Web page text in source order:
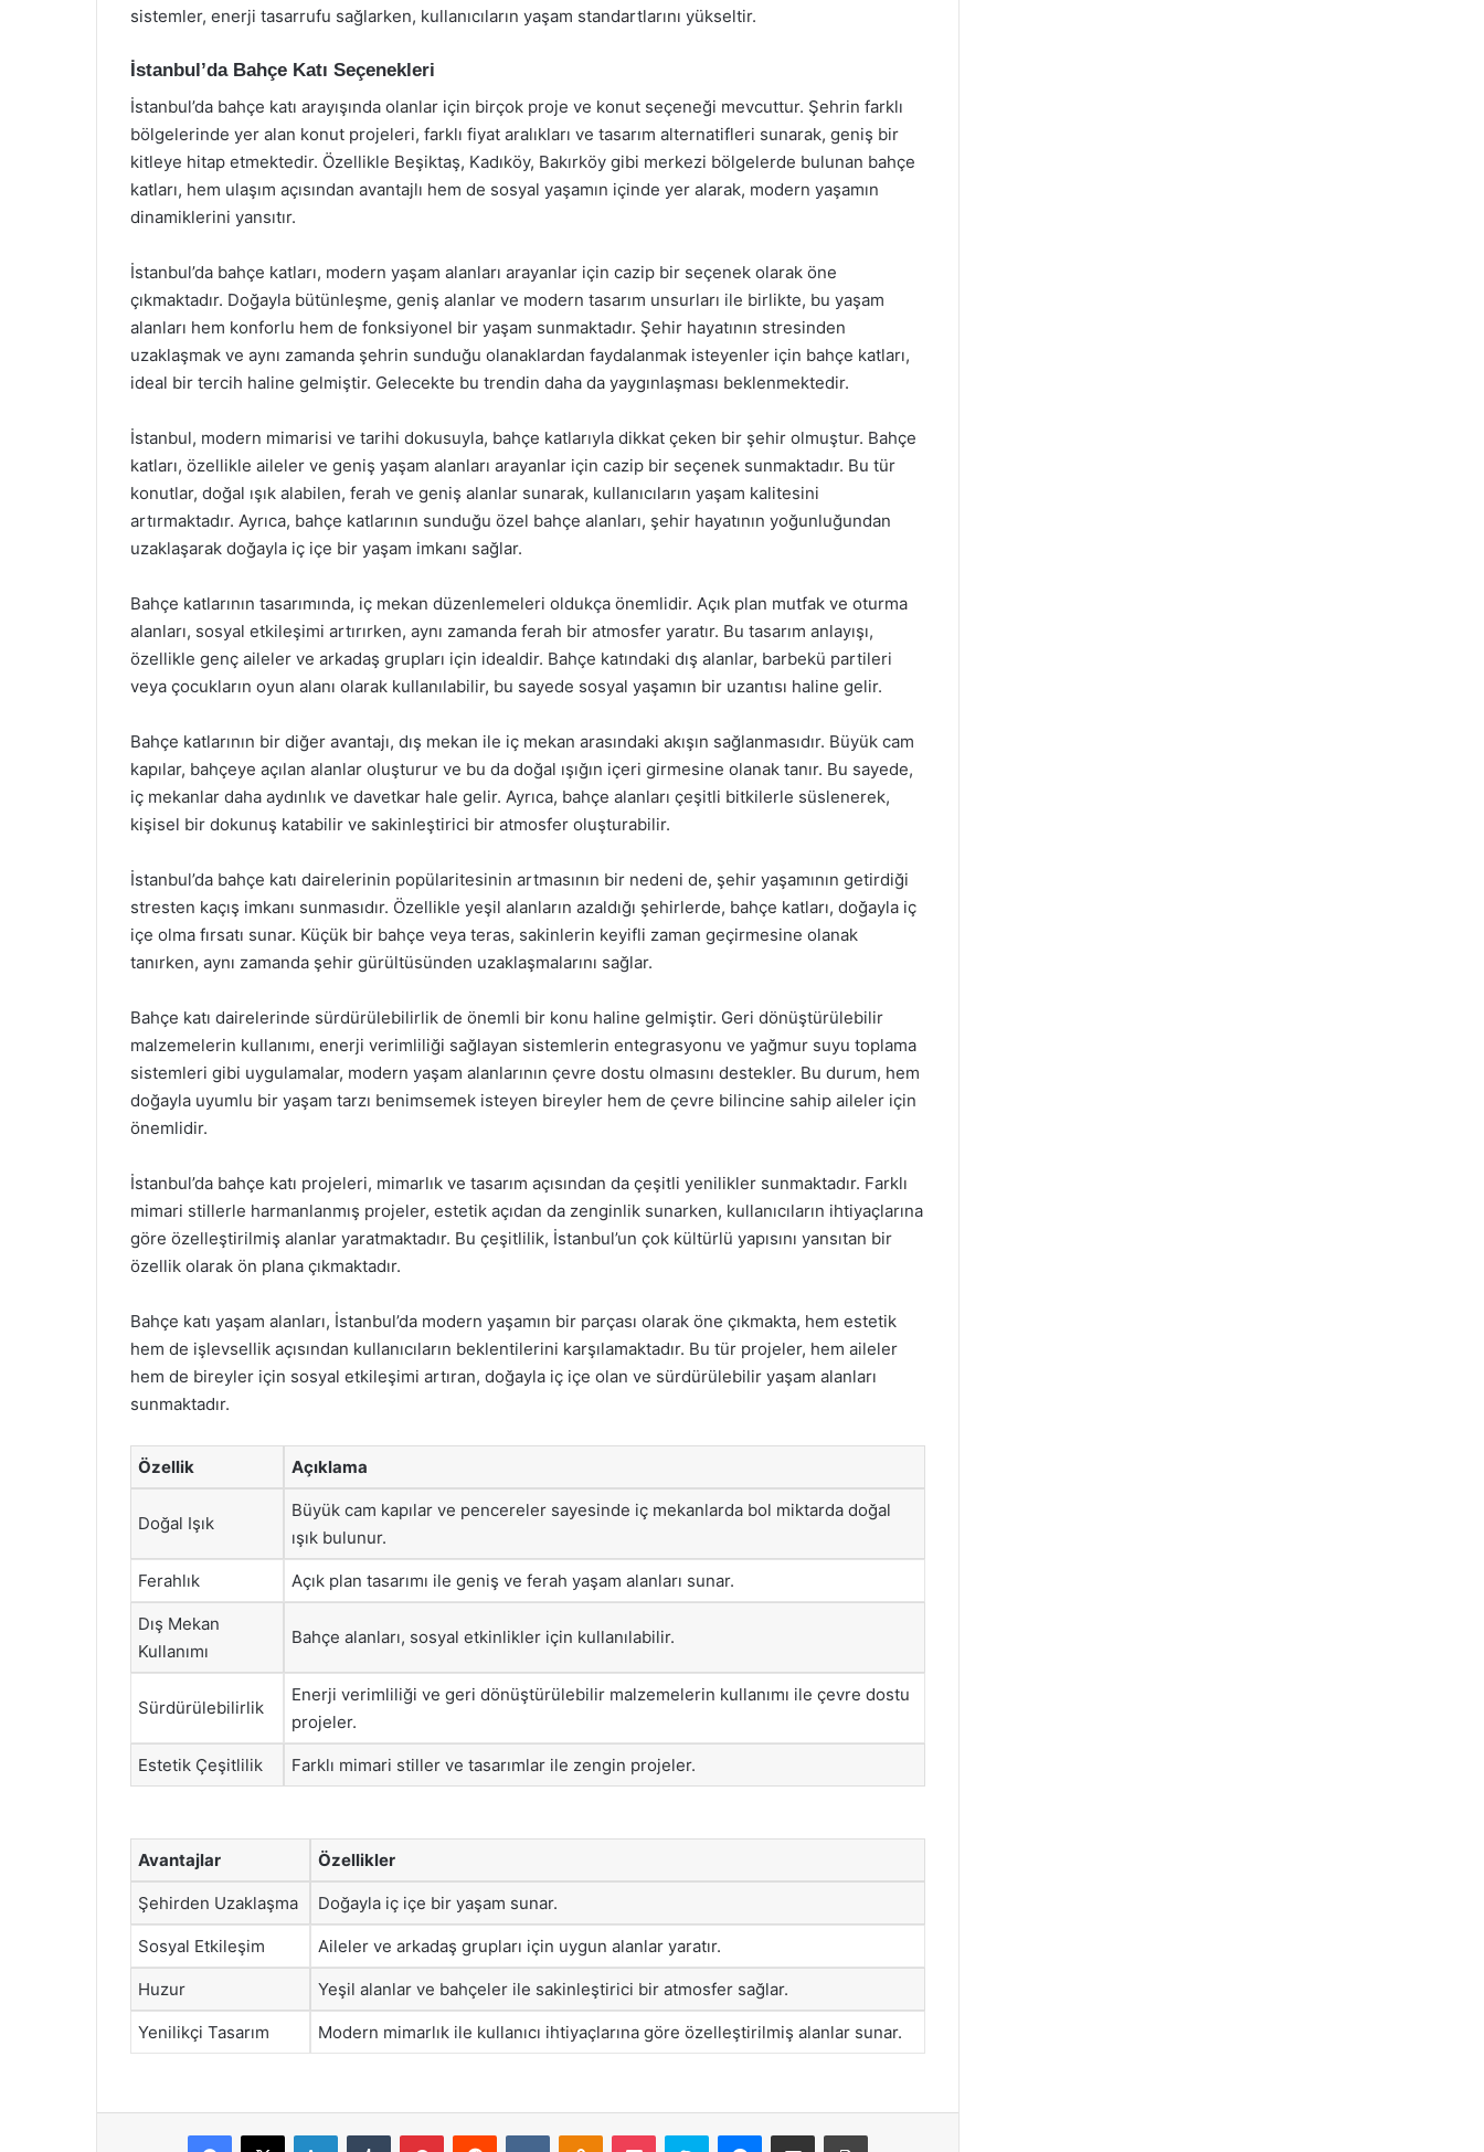
sistemler, enerji tasarrufu sağlarken, kullanıcıların yaşam standartlarını yükseltir.
İstanbul’da Bahçe Katı Seçenekleri
İstanbul’da bahçe katı arayışında olanlar için birçok proje ve konut seçeneği mevcuttur. Şehrin farklı
bölgelerinde yer alan konut projeleri, farklı fiyat aralıkları ve tasarım alternatifleri sunarak, geniş bir
kitleye hitap etmektedir. Özellikle Beşiktaş, Kadıköy, Bakırköy gibi merkezi bölgelerde bulunan bahçe
katları, hem ulaşım açısından avantajlı hem de sosyal yaşamın içinde yer alarak, modern yaşamın
dinamiklerini yansıtır.
İstanbul’da bahçe katları, modern yaşam alanları arayanlar için cazip bir seçenek olarak öne
çıkmaktadır. Doğayla bütünleşme, geniş alanlar ve modern tasarım unsurları ile birlikte, bu yaşam
alanları hem konforlu hem de fonksiyonel bir yaşam sunmaktadır. Şehir hayatının stresinden
uzaklaşmak ve aynı zamanda şehrin sunduğu olanaklardan faydalanmak isteyenler için bahçe katları,
ideal bir tercih haline gelmiştir. Gelecekte bu trendin daha da yaygınlaşması beklenmektedir.
İstanbul, modern mimarisi ve tarihi dokusuyla, bahçe katlarıyla dikkat çeken bir şehir olmuştur. Bahçe
katları, özellikle aileler ve geniş yaşam alanları arayanlar için cazip bir seçenek sunmaktadır. Bu tür
konutlar, doğal ışık alabilen, ferah ve geniş alanlar sunarak, kullanıcıların yaşam kalitesini
artırmaktadır. Ayrıca, bahçe katlarının sunduğu özel bahçe alanları, şehir hayatının yoğunluğundan
uzaklaşarak doğayla iç içe bir yaşam imkanı sağlar.
Bahçe katlarının tasarımında, iç mekan düzenlemeleri oldukça önemlidir. Açık plan mutfak ve oturma
alanları, sosyal etkileşimi artırırken, aynı zamanda ferah bir atmosfer yaratır. Bu tasarım anlayışı,
özellikle genç aileler ve arkadaş grupları için idealdir. Bahçe katındaki dış alanlar, barbekü partileri
veya çocukların oyun alanı olarak kullanılabilir, bu sayede sosyal yaşamın bir uzantısı haline gelir.
Bahçe katlarının bir diğer avantajı, dış mekan ile iç mekan arasındaki akışın sağlanmasıdır. Büyük cam
kapılar, bahçeye açılan alanlar oluşturur ve bu da doğal ışığın içeri girmesine olanak tanır. Bu sayede,
iç mekanlar daha aydınlık ve davetkar hale gelir. Ayrıca, bahçe alanları çeşitli bitkilerle süslenerek,
kişisel bir dokunuş katabilir ve sakinleştirici bir atmosfer oluşturabilir.
İstanbul’da bahçe katı dairelerinin popülaritesinin artmasının bir nedeni de, şehir yaşamının getirdiği
stresten kaçış imkanı sunmasıdır. Özellikle yeşil alanların azaldığı şehirlerde, bahçe katları, doğayla iç
içe olma fırsatı sunar. Küçük bir bahçe veya teras, sakinlerin keyifli zaman geçirmesine olanak
tanırken, aynı zamanda şehir gürültüsünden uzaklaşmalarını sağlar.
Bahçe katı dairelerinde sürdürülebilirlik de önemli bir konu haline gelmiştir. Geri dönüştürülebilir
malzemelerin kullanımı, enerji verimliliği sağlayan sistemlerin entegrasyonu ve yağmur suyu toplama
sistemleri gibi uygulamalar, modern yaşam alanlarının çevre dostu olmasını destekler. Bu durum, hem
doğayla uyumlu bir yaşam tarzı benimsemek isteyen bireyler hem de çevre bilincine sahip aileler için
önemlidir.
İstanbul’da bahçe katı projeleri, mimarlık ve tasarım açısından da çeşitli yenilikler sunmaktadır. Farklı
mimari stillerle harmanlanmış projeler, estetik açıdan da zenginlik sunarken, kullanıcıların ihtiyaçlarına
göre özelleştirilmiş alanlar yaratmaktadır. Bu çeşitlilik, İstanbul’un çok kültürlü yapısını yansıtan bir
özellik olarak ön plana çıkmaktadır.
Bahçe katı yaşam alanları, İstanbul’da modern yaşamın bir parçası olarak öne çıkmakta, hem estetik
hem de işlevsellik açısından kullanıcıların beklentilerini karşılamaktadır. Bu tür projeler, hem aileler
hem de bireyler için sosyal etkileşimi artıran, doğayla iç içe olan ve sürdürülebilir yaşam alanları
sunmaktadır.
Özellik Açıklama
Doğal Işık
Büyük cam kapılar ve pencereler sayesinde iç mekanlarda bol miktarda doğal
ışık bulunur.
Ferahlık Açık plan tasarımı ile geniş ve ferah yaşam alanları sunar.
Dış Mekan
Kullanımı
Bahçe alanları, sosyal etkinlikler için kullanılabilir.
Sürdürülebilirlik
Enerji verimliliği ve geri dönüştürülebilir malzemelerin kullanımı ile çevre dostu
projeler.
Estetik Çeşitlilik Farklı mimari stiller ve tasarımlar ile zengin projeler.
Avantajlar Özellikler
Şehirden Uzaklaşma Doğayla iç içe bir yaşam sunar.
Sosyal Etkileşim Aileler ve arkadaş grupları için uygun alanlar yaratır.
Huzur Yeşil alanlar ve bahçeler ile sakinleştirici bir atmosfer sağlar.
Yenilikçi Tasarım Modern mimarlık ile kullanıcı ihtiyaçlarına göre özelleştirilmiş alanlar sunar.
Facebook
X LinkedInTumblr PinterestReddit VKontakteOdnoklassniki
Pocket Skype Messenger
E-Posta ile paylaş Yazdır